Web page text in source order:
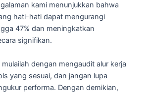
kami menunjukkan bahwa
hati-hati dapat mengurangi
47% dan meningkatkan
signifikan.
mulailah dengan mengaudit alur kerja
yang sesuai, dan jangan lupa
performa. Dengan demikian,